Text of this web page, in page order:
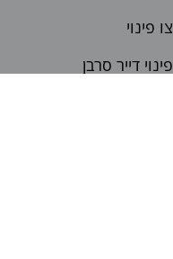
צו פינוי
פינוי דייר סרבן